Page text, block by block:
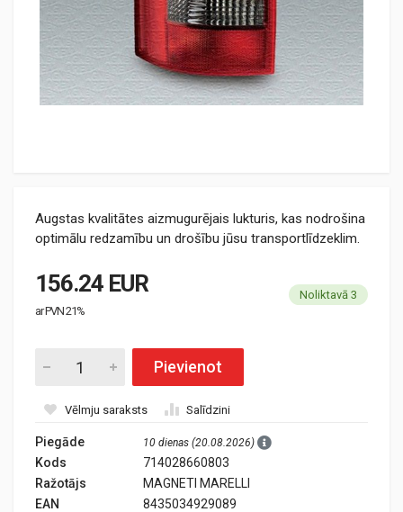
Augstas kvalitātes aizmugurējais lukturis, kas nodrošina
optimālu redzamību un drošību jūsu transportlīdzeklim.
156.24 EUR
ar PVN 21%
Noliktavā 3
Pievienot
Vēlmju saraksts Salīdzini
Piegāde 10 dienas (20.08.2026)
Kods
714028660803
Ražotājs
MAGNETI MARELLI
EAN
8435034929089